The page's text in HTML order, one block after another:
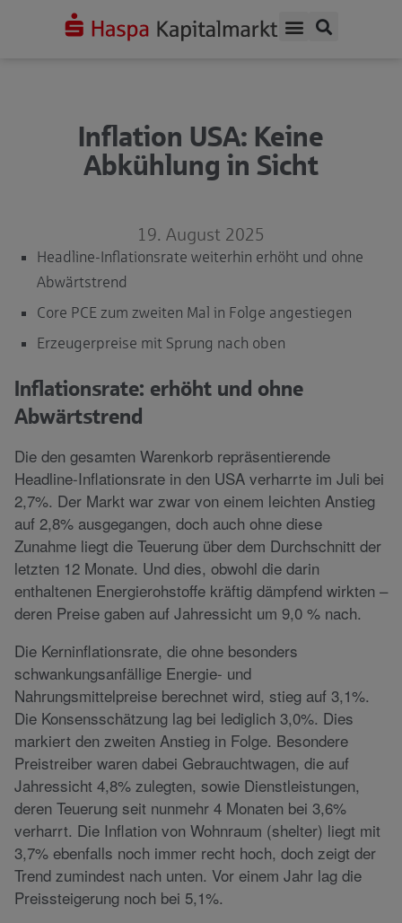
Inflation USA: Keine
Abkühlung in Sicht
19. August 2025
Headline-Inflationsrate weiterhin erhöht und ohne
Abwärtstrend
Core PCE zum zweiten Mal in Folge angestiegen
Erzeugerpreise mit Sprung nach oben
Inflationsrate: erhöht und ohne
Abwärtstrend
Die den gesamten Warenkorb repräsentierende
Headline-Inflationsrate in den USA verharrte im Juli bei
2,7%. Der Markt war zwar von einem leichten Anstieg
auf 2,8% ausgegangen, doch auch ohne diese
Zunahme liegt die Teuerung über dem Durchschnitt der
letzten 12 Monate. Und dies, obwohl die darin
enthaltenen Energierohstoffe kräftig dämpfend wirkten –
deren Preise gaben auf Jahressicht um 9,0 % nach.
Die Kerninflationsrate, die ohne besonders
schwankungsanfällige Energie- und
Nahrungsmittelpreise berechnet wird, stieg auf 3,1%.
Die Konsensschätzung lag bei lediglich 3,0%. Dies
markiert den zweiten Anstieg in Folge. Besondere
Preistreiber waren dabei Gebrauchtwagen, die auf
Jahressicht 4,8% zulegten, sowie Dienstleistungen,
deren Teuerung seit nunmehr 4 Monaten bei 3,6%
verharrt. Die Inflation von Wohnraum (shelter) liegt mit
3,7% ebenfalls noch immer recht hoch, doch zeigt der
Trend zumindest nach unten. Vor einem Jahr lag die
Preissteigerung noch bei 5,1%.